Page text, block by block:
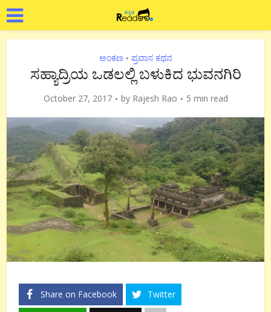
ಅಂಕಣ • ಪ್ರವಾಸ ಕಥನ
ಸಹ್ಯಾದ್ರಿಯ ಒಡಲಲ್ಲಿ ಬಳುಕಿದ ಭುವನಗಿರಿ
October 27, 2017 by Rajesh Rao 5 min read
Share on Facebook Twitter